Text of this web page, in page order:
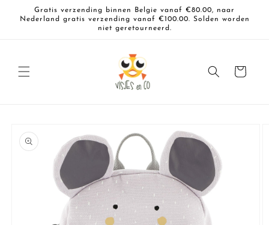
naar de
content
Gratis verzending binnen Belgie vanaf €80.00, naar
Nederland gratis verzending vanaf €100.00. Solden worden
niet geretourneerd.
Winkelwagen